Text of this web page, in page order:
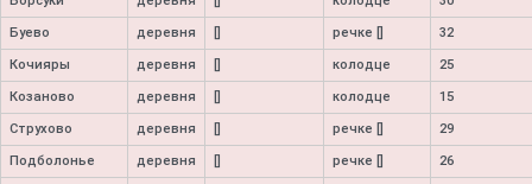
Буево деревня речке [] 32
Кочияры деревня колодце 25
Козаново деревня колодце 15
Струхово деревня речке [] 29
Подболонье деревня речке [] 26